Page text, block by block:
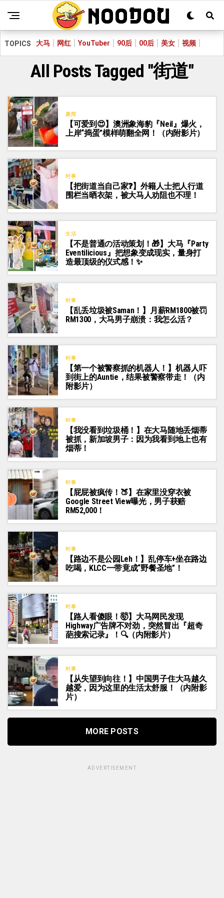
TOPICS 大马 网红 YouTuber 90后 00后 美女 视频
All Posts Tagged "街道"
趣闻
【可爱到😍】澳洲象海豹『Neil』爆火，
上岸“捣蛋”模样萌翻全网！（内附影片）
时事
【把街道当自己家❓】外籍人士把人行道
围栏当晒衣架，被大马人劝阻也不理！
生活
【不是普通の活动策划！🎁】大马『Party
Eventilicious』把想象变成现实，量身打
造最顶级的仪式感！✨
时事
【乱丢垃圾被Saman！】月薪RM1800被罚
RM1300，大马男子崩溃：我怎么活？
时事
【第一个被警察抓的机器人！】机器人吓
到街上的Auntie，结果被警察带走！（内
附影片）
时事
【我没看到垃圾桶！】在大马随地丢烟蒂
被抓，新加坡男子：因为我看到地上也有
烟蒂！
时事
【屁屁被疯传！🍑】在家里没穿衣被
Google Street View曝光，男子获赔
RM52,000！
时事
【路边不是公园Leh！】乱停车+坐在路边
吃喝，KLCC一带竟成“野餐圣地”！
时事
【路人看傻眼！🤯】大马网民发现
Highway广告牌不对劲，突然冒出『超奇
葩搜索记录』！🔍（内附影片）
时事
【从失望到向往！】中国男子住大马越久
越爱，因为这里的生活太舒服！（内附影
片）
MORE POSTS
ADVERTISEMENT